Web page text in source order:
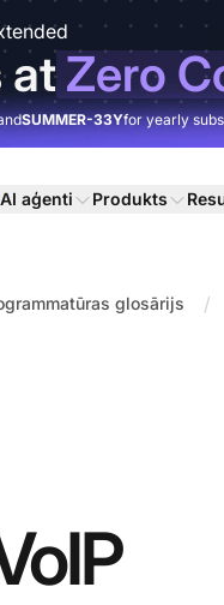
atZero
SUMMER-33Yfor yearly
AI aģenti Produkts
glosārijs /